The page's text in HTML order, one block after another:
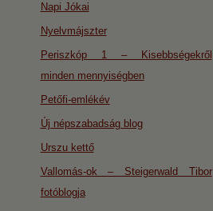
Napi Jókai
Nyelvmájszter
Periszkóp 1 – Kisebbségekről
minden mennyiségben
Petőfi-emlékév
Új népszabadság blog
Urszu kettő
Vallomás-ok – Steigerwald Tibor
fotóblogja